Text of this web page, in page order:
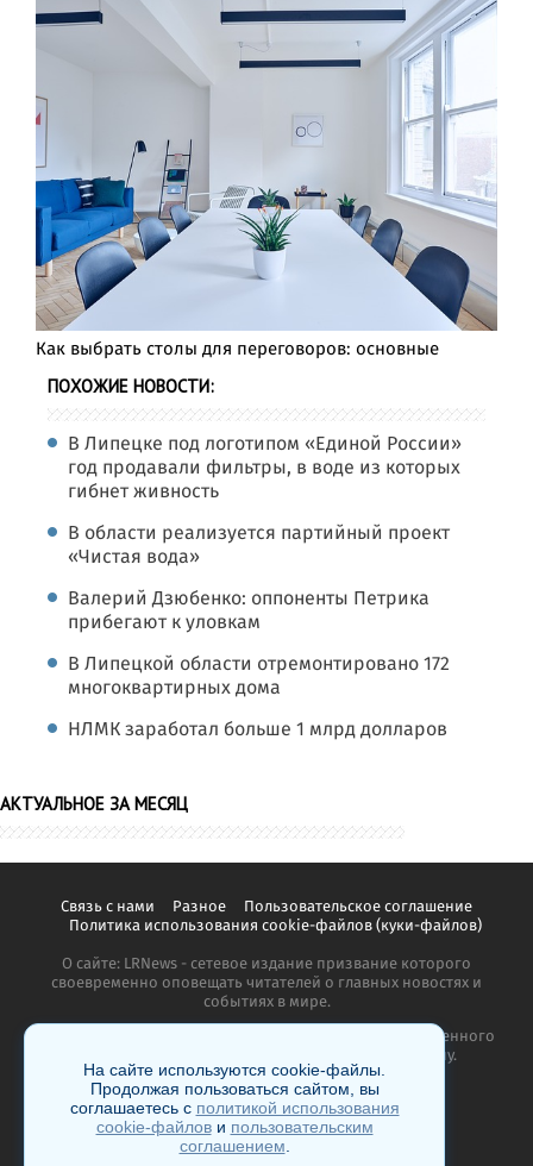
Как выбрать столы для переговоров: основные
ПОХОЖИЕ НОВОСТИ:
В Липецке под логотипом «Единой России»
год продавали фильтры, в воде из которых
гибнет живность
В области реализуется партийный проект
«Чистая вода»
Валерий Дзюбенко: оппоненты Петрика
прибегают к уловкам
В Липецкой области отремонтировано 172
многоквартирных дома
НЛМК заработал больше 1 млрд долларов
АКТУАЛЬНОЕ ЗА МЕСЯЦ
Связь с нами Разное Пользовательское соглашение
Политика использования cookie-файлов (куки-файлов)
О сайте: LRNews - сетевое издание призвание которого
своевременно оповещать читателей о главных новостях и
событиях в мире.
Копирование материалов сайта запрещено без письменного
согласия администрации и преследуется по закону.
На сайте используются cookie-файлы.
Продолжая пользоваться сайтом, вы
соглашаетесь с политикой использования
cookie-файлови пользовательским
соглашением